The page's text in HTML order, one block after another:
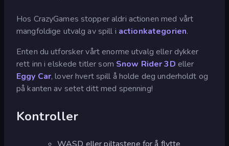
Hos CrazyGames stopper aldri actionen med vårt
mangfoldige utvalg av spill i actionkategorien.
Enten du utforsker vårt enorme utvalg eller dykker
rett inn i elskede titler som Snow Rider 3D eller
Eggy Car, lover hvert spill å holde deg underholdt og
på kanten av setet ditt med spenning!
Kontroller
WASD eller piltastene for å flytte